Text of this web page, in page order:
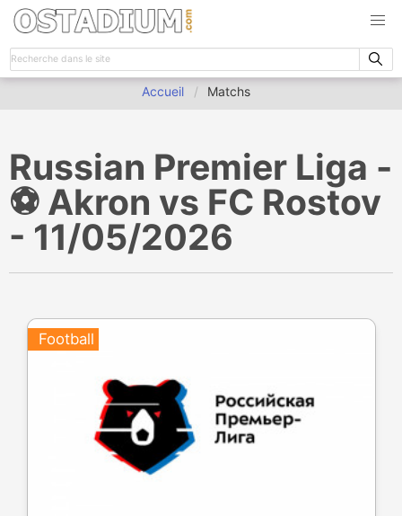
Accueil Matchs
Russian Premier Liga -
⚽️ Akron vs FC Rostov
- 11/05/2026
Football